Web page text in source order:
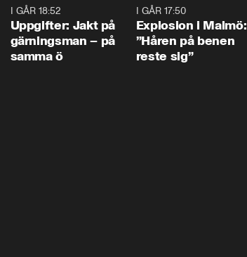
I GÅR 18:52
Uppgifter: Jakt på
gärningsman – på
samma ö
I GÅR 17:50
Explosion i Malmö:
”Håren på benen
reste sig”